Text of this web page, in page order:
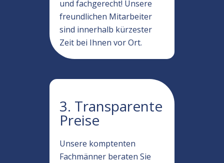
und fachgerecht! Unsere
freundlichen Mitarbeiter
sind innerhalb kürzester
Zeit bei Ihnen vor Ort.
3. Transparente
Preise
Unsere komptenten
Fachmänner beraten Sie